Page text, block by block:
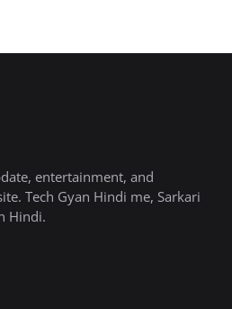
entertainment, and
Tech Gyan Hindi me, Sarkari
Hindi.